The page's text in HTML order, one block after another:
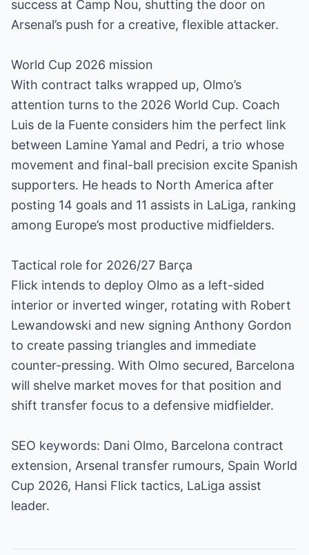
success at Camp Nou, shutting the door on
Arsenal’s push for a creative, flexible attacker.
World Cup 2026 mission
With contract talks wrapped up, Olmo’s
attention turns to the 2026 World Cup. Coach
Luis de la Fuente considers him the perfect link
between Lamine Yamal and Pedri, a trio whose
movement and final-ball precision excite Spanish
supporters. He heads to North America after
posting 14 goals and 11 assists in LaLiga, ranking
among Europe’s most productive midfielders.
Tactical role for 2026/27 Barça
Flick intends to deploy Olmo as a left-sided
interior or inverted winger, rotating with Robert
Lewandowski and new signing Anthony Gordon
to create passing triangles and immediate
counter-pressing. With Olmo secured, Barcelona
will shelve market moves for that position and
shift transfer focus to a defensive midfielder.
SEO keywords: Dani Olmo, Barcelona contract
extension, Arsenal transfer rumours, Spain World
Cup 2026, Hansi Flick tactics, LaLiga assist
leader.